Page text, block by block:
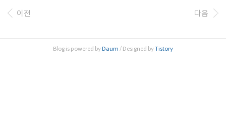
양재 엘타워에서 ‘혁신성장을 이끄는 지식재산권 창출과 직무
발명 조세제도 개선’을 주제로 ‘제134회 한림원탁토론회’를
서울시립대학교 교수 등 3명의 주제발표가 진행됐다. 직무발
이전 다음
Blog is powered byDaum / Designed byTistory